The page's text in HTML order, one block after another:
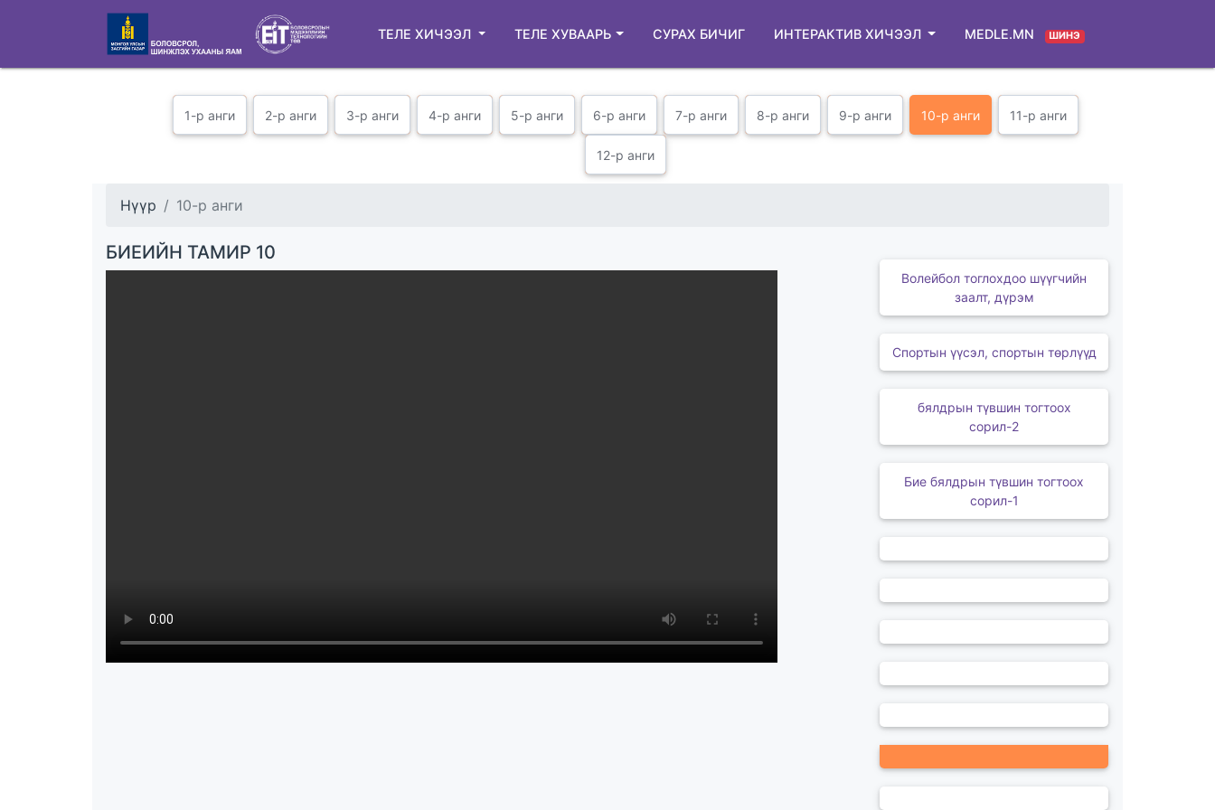
ТЕЛЕ ХИЧЭЭЛ ТЕЛЕ ХУВААРЬ СУРАХ БИЧИГ ИНТЕРАКТИВ ХИЧЭЭЛ MEDLE.MN ШИНЭ
1-р анги 2-р анги 3-р анги 4-р анги 5-р анги 6-р анги 7-р анги 8-р анги 9-р анги 10-р анги 11-р анги
12-р анги
Нүүр 10-р анги
БИЕИЙН ТАМИР 10
Волейбол тоглохдоо шүүгчийн
заалт, дүрэм
Спортын үүсэл, спортын төрлүүд
бялдрын түвшин тогтоох
сорил-2
Бие бялдрын түвшин тогтоох
сорил-1